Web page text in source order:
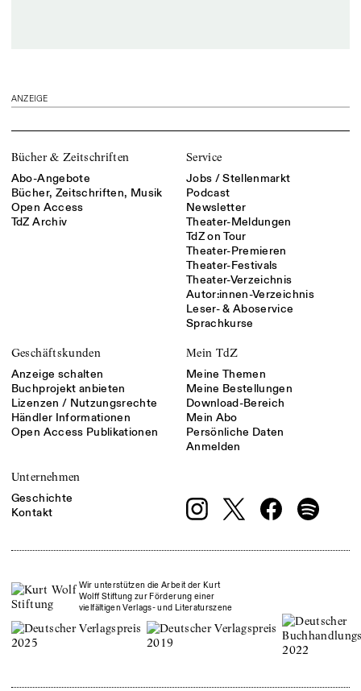
ANZEIGE
Bücher & Zeitschriften
Abo-Angebote
Bücher, Zeitschriften, Musik
Open Access
TdZ Archiv
Service
Jobs / Stellenmarkt
Podcast
Newsletter
Theater-Meldungen
TdZ on Tour
Theater-Premieren
Theater-Festivals
Theater-Verzeichnis
Autor:innen-Verzeichnis
Leser- & Aboservice
Sprachkurse
Geschäftskunden
Anzeige schalten
Buchprojekt anbieten
Lizenzen / Nutzungsrechte
Händler Informationen
Open Access Publikationen
Mein TdZ
Meine Themen
Meine Bestellungen
Download-Bereich
Mein Abo
Persönliche Daten
Anmelden
Unternehmen
Geschichte
Kontakt
Wir unterstützen die Arbeit der Kurt
Wolff Stiftung zur Förderung einer
vielfältigen Verlags- und Literaturszene